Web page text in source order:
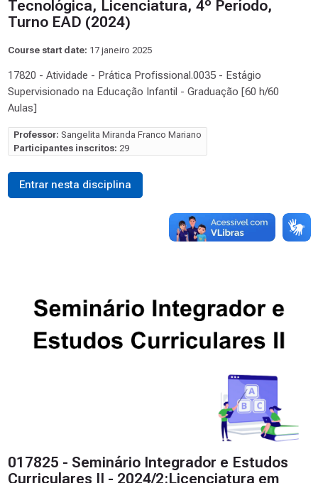
Tecnológica, Licenciatura, 4º Período,
Turno EAD (2024)
Course start date: 17 janeiro 2025
17820 - Atividade - Prática Profissional.0035 - Estágio
Supervisionado na Educação Infantil - Graduação [60 h/60
Aulas]
Professor: Sangelita Miranda Franco Mariano
Participantes inscritos: 29
Entrar nesta disciplina
017825 - Seminário Integrador e Estudos
Curriculares II - 2024/2:Licenciatura em